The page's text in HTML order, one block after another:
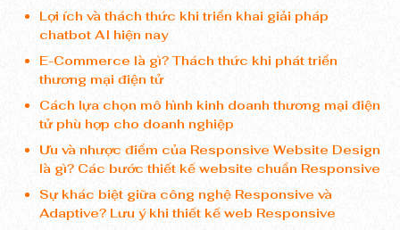
Lợi ích và thách thức khi triển khai giải pháp
chatbot AI hiện nay
E-Commerce là gì? Thách thức khi phát triển
thương mại điện tử
Cách lựa chọn mô hình kinh doanh thương mại điện
tử phù hợp cho doanh nghiệp
Ưu và nhược điểm của Responsive Website Design
là gì? Các bước thiết kế website chuẩn Responsive
Sự khác biệt giữa công nghệ Responsive và
Adaptive? Lưu ý khi thiết kế web Responsive